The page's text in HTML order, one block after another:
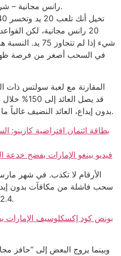
100 رانس مجانية – شرط تحويل 70 رانس.
20 رانس مجانية، لكن
في السحب أصغر من فرصة
المقارنة مع لعبة سولتس ذات
بدون إيداع، العائد النضيف غالباً ما يبقى تحت 105% طوال الشهر.
بطاقة ائتمان افتراضية كازينو:
فيديو بينغو الإمارات يفضح خدعة
سحب فاشلة من مكافآت بدون
12.4% من إجمالي طلبات السحب.
وبينما يروج البعض إلى “حافز